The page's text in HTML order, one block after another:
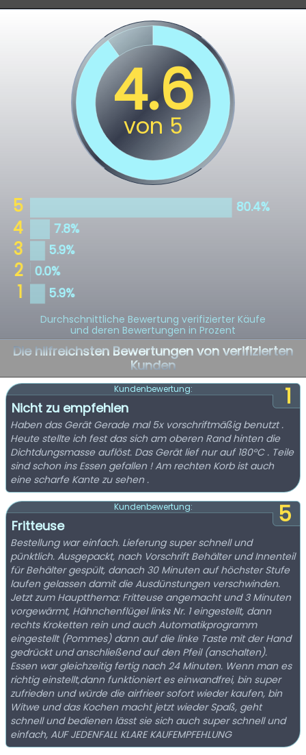
Durchschnittliche Bewertung verifizierter Käufe
und deren Bewertungen in Prozent
Die hilfreichsten Bewertungen von verifizierten
Kunden
1
Kundenbewertung:
Nicht zu empfehlen
Haben das Gerät Gerade mal 5x vorschriftmäßig benutzt .
Heute stellte ich fest das sich am oberen Rand hinten die
Dichtdungsmasse auflöst. Das Gerät lief nur auf 180°C . Teile
sind schon ins Essen gefallen ! Am rechten Korb ist auch
eine scharfe Kante zu sehen .
5
Kundenbewertung:
Fritteuse
Bestellung war einfach. Lieferung super schnell und
pünktlich. Ausgepackt, nach Vorschrift Behälter und Innenteil
für Behälter gespült, danach 30 Minuten auf höchster Stufe
laufen gelassen damit die Ausdünstungen verschwinden.
Jetzt zum Hauptthema: Fritteuse angemacht und 3 Minuten
vorgewärmt, Hähnchenflügel links Nr. 1 eingestellt, dann
rechts Kroketten rein und auch Automatikprogramm
eingestellt (Pommes) dann auf die linke Taste mit der Hand
gedrückt und anschließend auf den Pfeil (anschalten).
Essen war gleichzeitig fertig nach 24 Minuten. Wenn man es
richtig einstellt,dann funktioniert es einwandfrei, bin super
zufrieden und würde die airfrieer sofort wieder kaufen, bin
Witwe und das Kochen macht jetzt wieder Spaß, geht
schnell und bedienen lässt sie sich auch super schnell und
einfach, AUF JEDENFALL KLARE KAUFEMPFEHLUNG